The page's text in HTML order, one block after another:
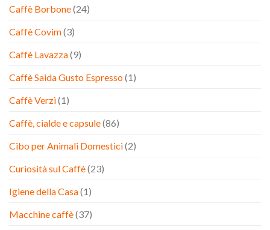
Caffè Borbone(24)
Caffè Covim(3)
Caffè Lavazza(9)
Caffè Saida Gusto Espresso(1)
Caffè Verzì(1)
Caffè, cialde e capsule(86)
Cibo per Animali Domestici(2)
Curiosità sul Caffè(23)
Igiene della Casa(1)
Macchine caffè(37)